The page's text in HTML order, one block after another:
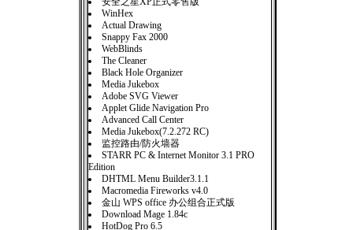
WinHex
Actual Drawing
Snappy Fax 2000
WebBlinds
The Cleaner
Black Hole Organizer
Media Jukebox
Adobe SVG Viewer
Applet Glide Navigation Pro
Advanced Call Center
Media Jukebox(7.2.272 RC)
监控路由/防火墙器
STARR PC & Internet Monitor 3.1 PRO
Edition
DHTML Menu Builder3.1.1
Macromedia Fireworks v4.0
金山 WPS office 办公组合正式版
Download Mage 1.84c
HotDog Pro 6.5